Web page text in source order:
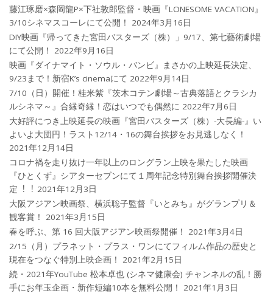
藤江琢磨×森岡龍P×下社敦郎監督・映画『LONESOME VACATION』
3/10シネマスコーレにて公開！
2024年3月16日
DIY映画『帰ってきた宮田バスターズ（株）」9/17、第七藝術劇場
にて公開！
2022年9月16日
映画『ダイナマイト・ソウル・バンビ』まさかの上映延長決定、
9/23まで！新宿K’s cinemaにて 2022年9月14日
7/10（日）開催！桂米紫『茨木コテン劇場～古典落語とクラシカ
ルシネマ～』合縁奇縁！恋はいつでも偶然に 2022年7月6日
大好評につき上映延長の映画『宮田バスターズ（株）-大長編-』い
よいよ大団円！ラスト12/14・16の舞台挨拶をお見逃しなく！
2021年12月14日
コロナ禍を⾛り抜け⼀年以上のロングラン上映を果たした映画
『ひとくず』シアターセブンにて１周年記念特別舞台挨拶開催決
定︕︕ 2021年12月3日
大阪アジアン映画祭、横浜聡子監督『いとみち』がグランプリ＆
観客賞！
2021年3月15日
春を呼ぶ、第 16 回大阪アジアン映画祭開催！
2021年3月4日
2/15（月）プラネット・プラス・ワンにてフィルム作品の歴史と
現在をつなぐ特別上映企画！
2021年2月15日
続・2021年YouTube 松本卓也 (シネマ健康会) チャンネルの乱！勝
手にお年玉企画・新作短編10本を無料公開！
2021年1月3日